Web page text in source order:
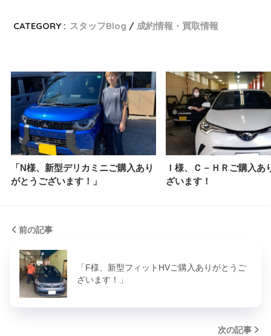
CATEGORY : スタッフBlog 成約情報・買取情報
「N様、新型デリカミニご購入あり
がとうございます！」
Ｉ様、Ｃ－ＨＲご購入あ
ざいます！
前の記事
「F様、新型フィットHVご購入ありがとうご
ざいます！」
次の記事